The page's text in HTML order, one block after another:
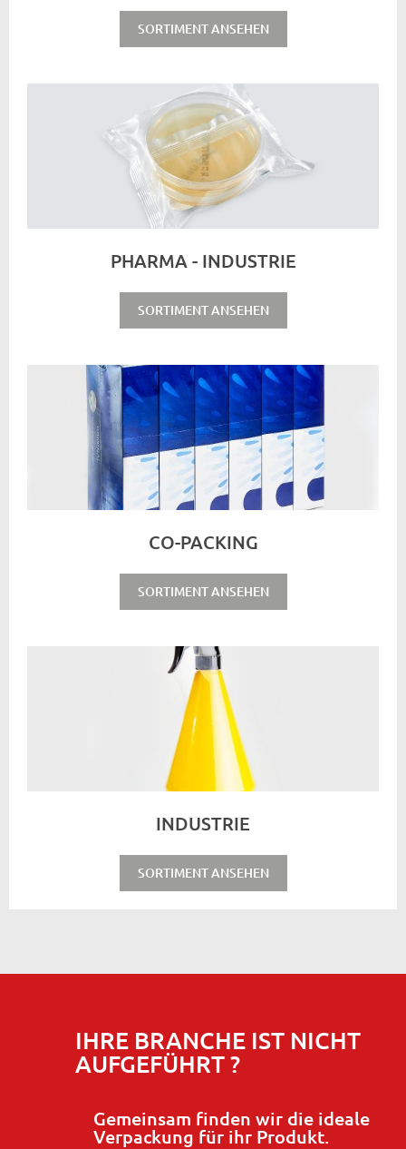
SORTIMENT ANSEHEN
PHARMA - INDUSTRIE
SORTIMENT ANSEHEN
CO-PACKING
SORTIMENT ANSEHEN
INDUSTRIE
SORTIMENT ANSEHEN
IHRE BRANCHE IST NICHT
AUFGEFÜHRT ?
Gemeinsam finden wir die ideale
Verpackung für ihr Produkt.